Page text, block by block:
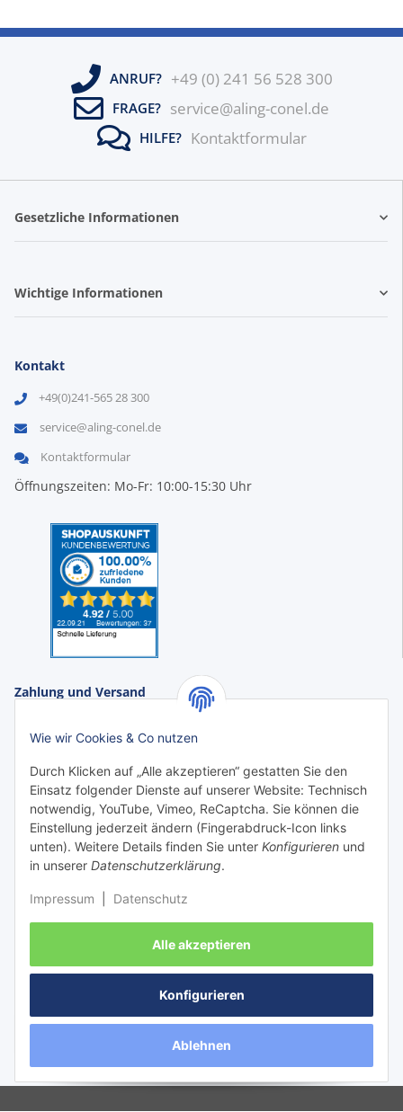
Alle akzeptieren
Konfigurieren
Ablehnen
Wie wir Cookies & Co nutzen
Durch Klicken auf „Alle akzeptieren“ gestatten Sie den
Einsatz folgender Dienste auf unserer Website: Technisch
notwendig, YouTube, Vimeo, ReCaptcha. Sie können die
Einstellung jederzeit ändern (Fingerabdruck-Icon links
unten). Weitere Details finden Sie unter Konfigurieren und
in unserer Datenschutzerklärung.
Impressum Datenschutz
ANRUF? +49 (0) 241 56 528 300
FRAGE? service@aling-conel.de
HILFE? Kontaktformular
Gesetzliche Informationen
Wichtige Informationen
Kontakt
+49(0)241-565 28 300
service@aling-conel.de
Kontaktformular
Öffnungszeiten: Mo-Fr: 10:00-15:30 Uhr
Zahlung und Versand
Versanddienstleister:
* Alle Preise inkl. gesetzlicher USt., zzgl.